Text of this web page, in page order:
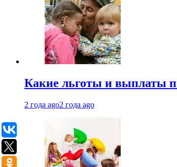
Какие льготы и выплаты
2 года ago2 года ago